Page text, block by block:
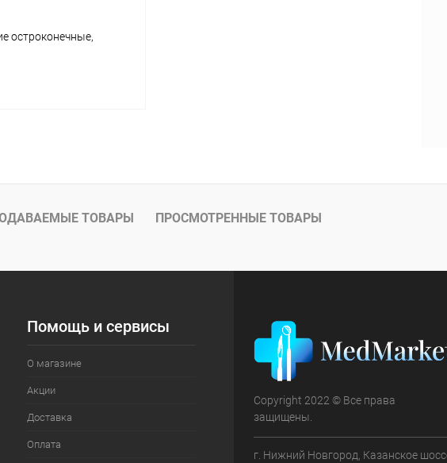
остроконечные,
Сравнение
ТОВАРЫ ПРОСМОТРЕННЫЕ ТОВАРЫ
Помощь и сервисы
О магазине
Акции
Доставка
Оплата
Copyright 2022 © Все права
защищены.
г. Нижний Новгород, Казанское